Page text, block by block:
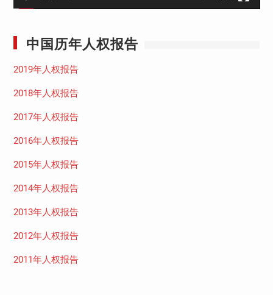
中国历年人权报告
2019年人权报告
2018年人权报告
2017年人权报告
2016年人权报告
2015年人权报告
2014年人权报告
2013年人权报告
2012年人权报告
2011年人权报告